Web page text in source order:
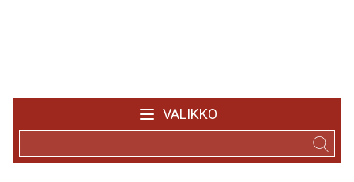
VALIKKO